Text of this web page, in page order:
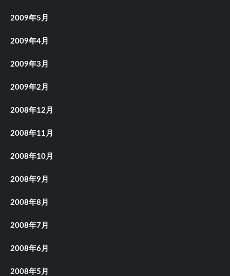
2009年5月
2009年4月
2009年3月
2009年2月
2008年12月
2008年11月
2008年10月
2008年9月
2008年8月
2008年7月
2008年6月
2008年5月